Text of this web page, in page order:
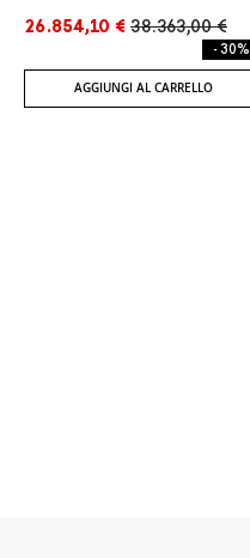
26.854,10 € 38.363,00 €
- 30%
AGGIUNGI AL CARRELLO